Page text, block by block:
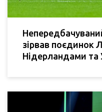
зірвав поєдинок
Нідерландами